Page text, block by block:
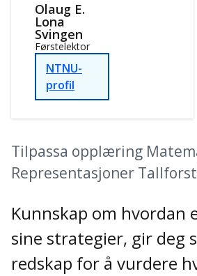
Olaug E.
Lona
Svingen
Førstelektor
NTNU-
profil
Tilpassa opplæring
Representasjoner
Kunnskap om hvordan
sine strategier, gir deg
redskap for å vurdere